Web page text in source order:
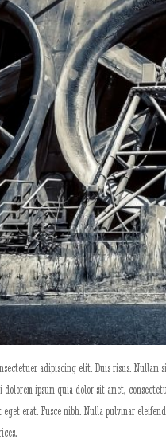
adipiscing elit. Duis risus.
dolorem ipsum quia dolor sit amet,
eget erat. Fusce nibh. Nulla pulvinar